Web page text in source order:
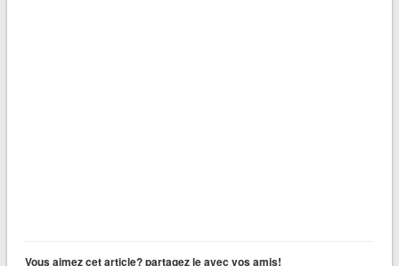
Vous aimez cet article? partagez le avec vos amis!